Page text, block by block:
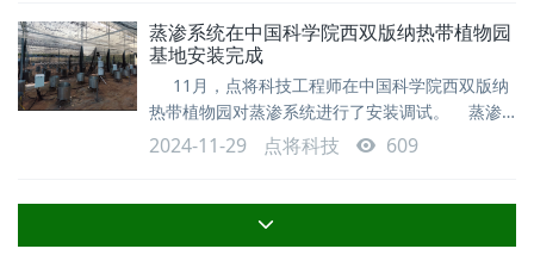
土壤中物质的迁移、土壤的吸附作用及缓冲性、水
平衡分析、渗滤液分析、地下水补给分析、物质运
移、物质转化研究、耕作方法研究、气候研究、
蒸渗系统在中国科学院西双版纳热带植物园
基地安装完成
11月，点将科技工程师在中国科学院西双版纳
热带植物园对蒸渗系统进行了安装调试。 蒸渗
测量系统是评估水在土壤中的利用，研究水分平
衡、物质平衡、土壤溶质运移的全新工具。适用
验、土壤水的流动性、土壤中物质的迁移、土壤的
吸附作用及缓冲性、水平衡分析、渗滤液分析、地
2024-11-29 点将科技 609